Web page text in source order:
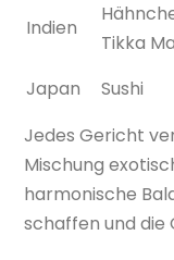
Indien
Tikka
Japan
Sushi
Jedes Gericht
Mischung
harmonische
schaffen und die